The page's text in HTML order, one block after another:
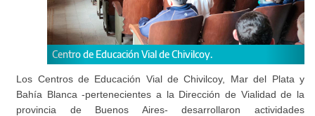
El Centro de Educación Vial de Zona X - Mar del Plata
Partido de General Pueyrredón.
Los Centros de Educación Vial de Chivilcoy, Mar del Plata y
Bahía Blanca -pertenecientes a la Dirección de Vialidad de la
provincia de Buenos Aires- desarrollaron actividades